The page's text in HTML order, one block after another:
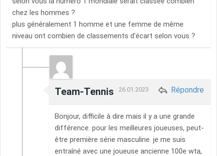
chez les hommes ?
plus généralement 1 homme et une femme de même
niveau ont combien de classements d'écart selon vous ?
Team-Tennis 26.01.2023 Répondre
Bonjour, difficile à dire mais il y a une grande
différence. pour les meilleures joueuses, peut-
être première série masculine. je me suis
entraîné avec une joueuse ancienne 100e wta,